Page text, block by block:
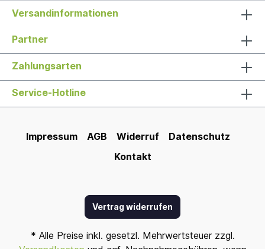
Versandinformationen
Partner
Zahlungsarten
Service-Hotline
Impressum AGB Widerruf
Datenschutz
Kontakt
Vertrag widerrufen
* Alle Preise inkl. gesetzl. Mehrwertsteuer zzgl.